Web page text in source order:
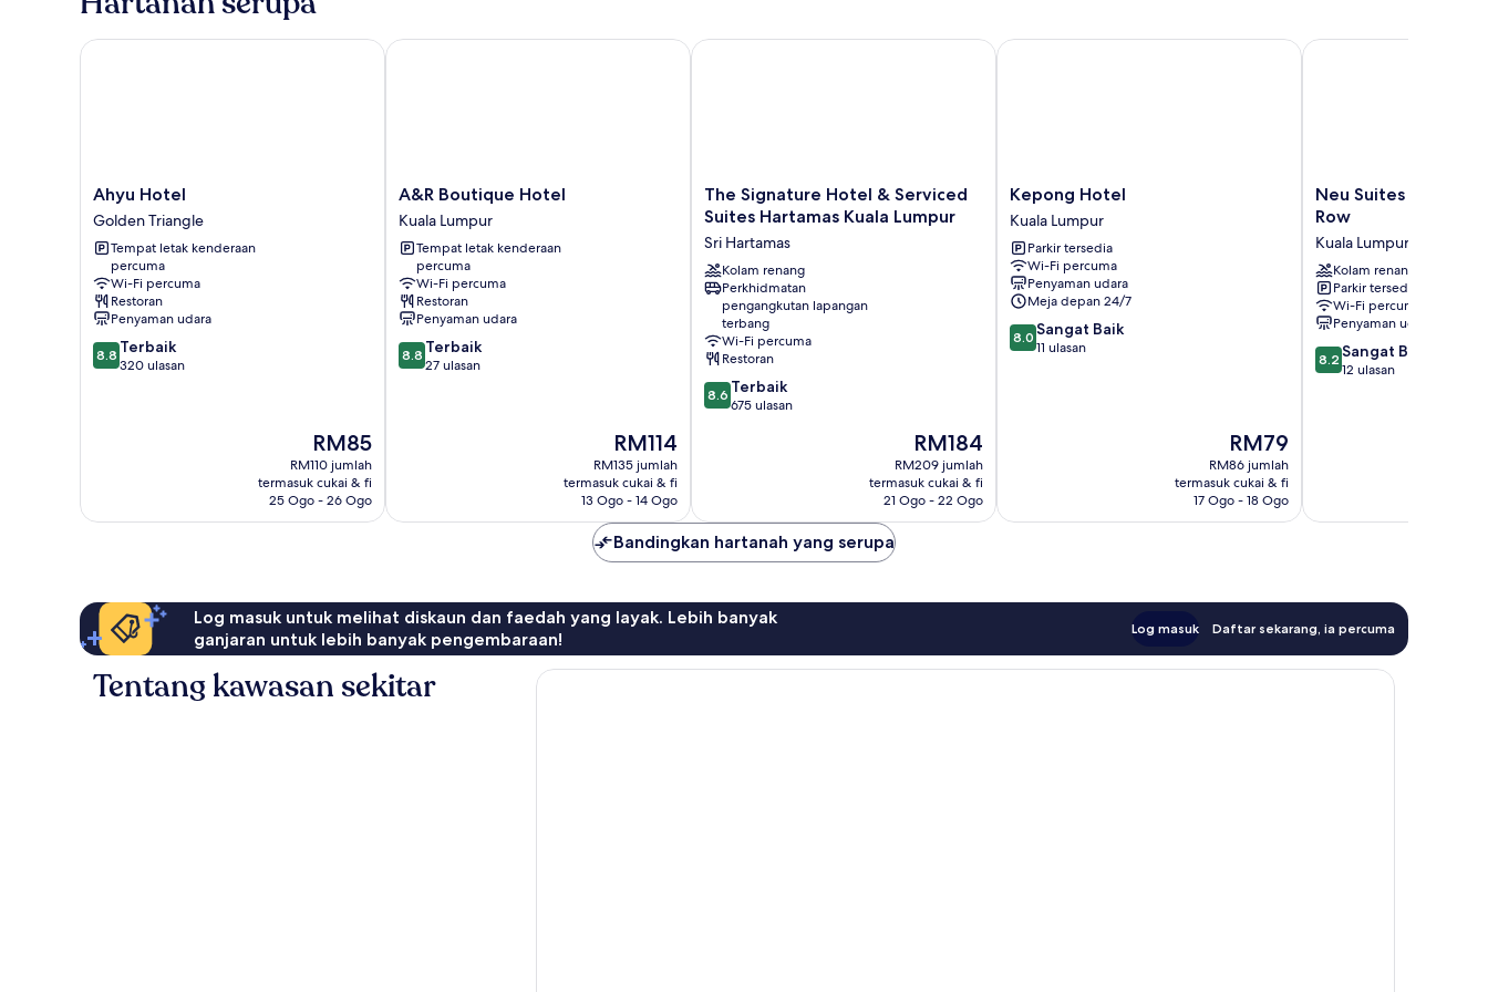
Ahyu
Hotel
Golden
Triangle
Ahyu Hotel
Golden Triangle
Tempat letak kenderaan
percuma
Wi-Fi percuma
Restoran
Penyaman udara
8.8
daripada
8.8 Terbaik
320 ulasan
Harga
ialah
RM85
RM85
RM110 jumlah
termasuk cukai & fi
25 Ogo - 26 Ogo
Ahyu Hotel
A&R
Boutique
Hotel
Kuala
Lumpur
A&R Boutique Hotel
Kuala Lumpur
Tempat letak kenderaan
percuma
Wi-Fi percuma
Restoran
Penyaman udara
8.8
daripada
8.8 Terbaik
27 ulasan
Harga
ialah
RM114
RM114
RM135 jumlah
termasuk cukai & fi
13 Ogo - 14 Ogo
A&R Boutique Hotel
The
Signature
&
Serviced
Suites
Hartamas
Kuala
Lumpur
Sri
Hartamas
The Signature Hotel & Serviced
Suites Hartamas Kuala Lumpur
Sri Hartamas
Kolam renang
Perkhidmatan
pengangkutan lapangan
terbang
Wi-Fi percuma
Restoran
8.6
daripada
8.6 Terbaik
675 ulasan
Harga
ialah
RM184
RM184
RM209 jumlah
termasuk cukai & fi
21 Ogo - 22 Ogo
The Signature Hotel & Serviced Suites Hartamas Kuala Lumpur
Kepong
Hotel
Kuala
Lumpur
Kepong Hotel
Kuala Lumpur
Parkir tersedia
Wi-Fi percuma
Penyaman udara
Meja depan 24/7
8.0
daripada
8.0 Sangat Baik
11 ulasan
Harga
ialah
RM79
RM79
RM86 jumlah
termasuk cukai & fi
17 Ogo - 18 Ogo
Kepong Hotel
Neu
Suites
Embassy
Row
Kuala
Lumpur
Neu Suites
Row
Kuala Lumpur
Kolam renang
Parkir tersedia
Wi-Fi percuma
Penyaman udara
8.2
daripada
8.2 Sangat Baik
12 ulasan
Neu Suites Residence,
Bandingkan hartanah yang serupa
Log masuk untuk melihat diskaun dan faedah yang layak. Lebih banyak
ganjaran untuk lebih banyak pengembaraan!
Log masuk Daftar sekarang, ia percuma
Tentang kawasan sekitar